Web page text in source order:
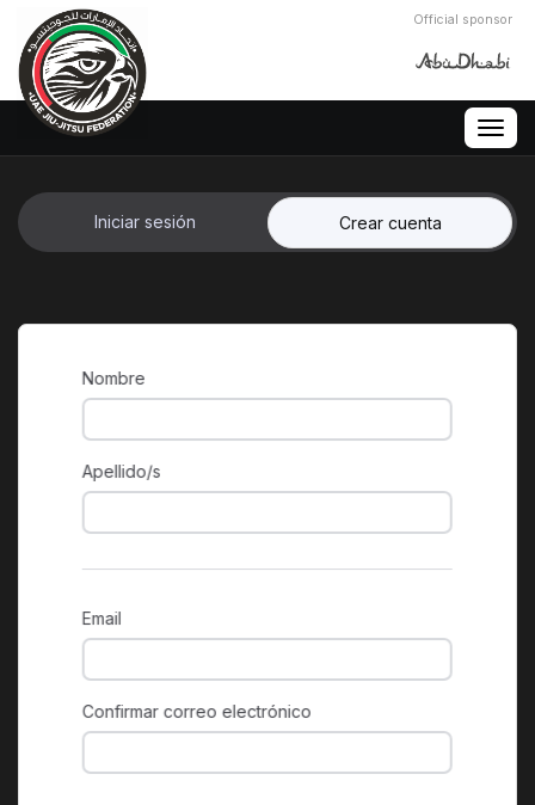
Official sponsor
Iniciar sesión Crear cuenta
Nombre
Apellido/s
Email
Confirmar correo electrónico